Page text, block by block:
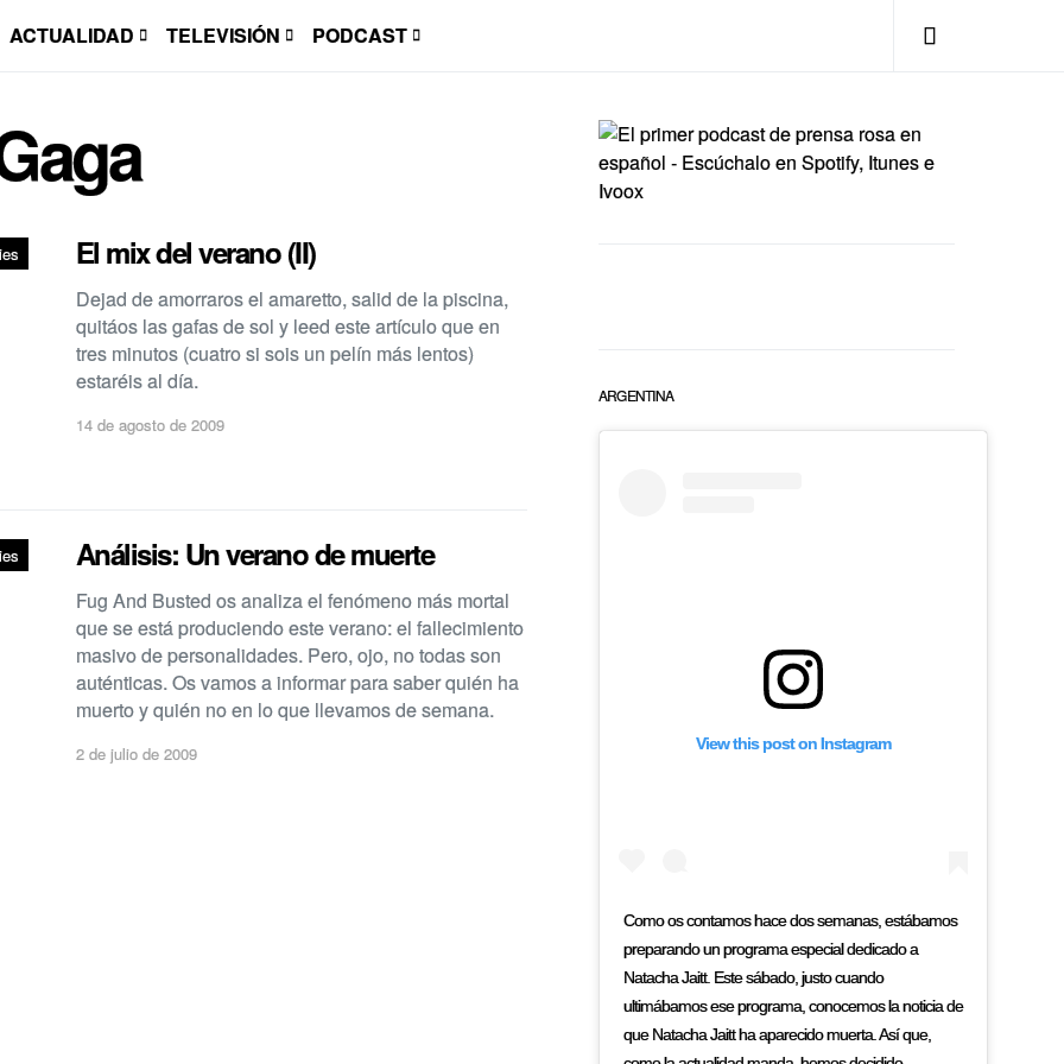
ACTUALIDAD TELEVISIÓN PODCAST
El mix del verano (II)
Dejad de amorraros el amaretto, salid de la piscina,
quitáos las gafas de sol y leed este artí­culo que en
tres minutos (cuatro si sois un pelí­n más lentos)
estaréis al dí­a.
14 de agosto de 2009
Análisis: Un verano de muerte
Fug And Busted os analiza el fenómeno más mortal
que se está produciendo este verano: el fallecimiento
masivo de personalidades. Pero, ojo, no todas son
auténticas. Os vamos a informar para saber quién ha
muerto y quién no en lo que llevamos de semana.
2 de julio de 2009
ARGENTINA
View this post on Instagram
Como os contamos hace dos semanas, estábamos
preparando un programa especial dedicado a
Natacha Jaitt. Este sábado, justo cuando
ultimábamos ese programa, conocemos la noticia de
que Natacha Jaitt ha aparecido muerta. Así que,